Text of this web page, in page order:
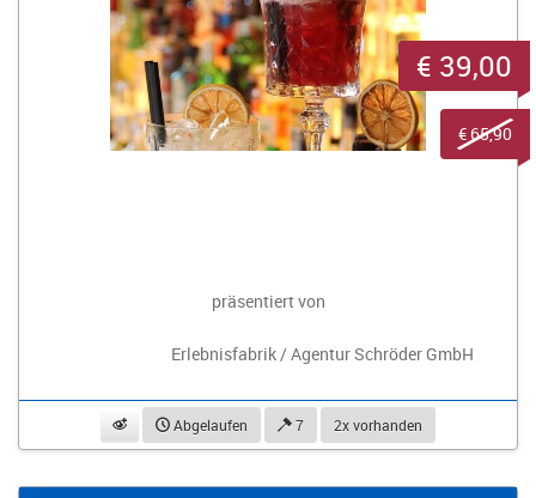
präsentiert von
Erlebnisfabrik / Agentur Schröder GmbH
beobachtenAbgelaufen 7 2x vorhanden
€ 39,00
€ 65,90